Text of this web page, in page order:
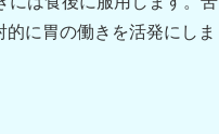
に胃の働きを活発にしま